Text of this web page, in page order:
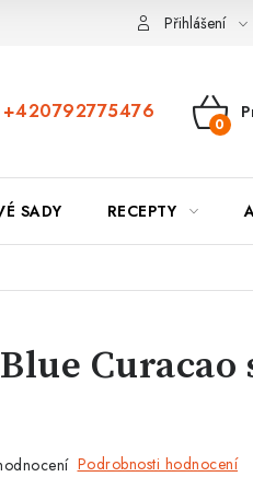
Přihlášení
SADY RECEPTY
Curacao
Podrobnosti hodnocení